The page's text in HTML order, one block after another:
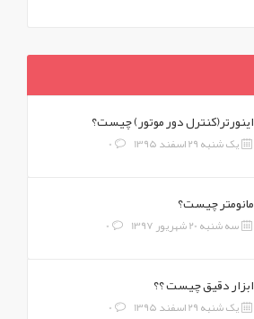
اینورتر(کنترل دور موتور) چیست؟
یک شنبه 29 اسفند 1395 0
مانومتر چیست؟
سه شنبه 20 شهریور 1397 0
ابزار دقیق چیست ؟؟
یک شنبه 29 اسفند 1395 0